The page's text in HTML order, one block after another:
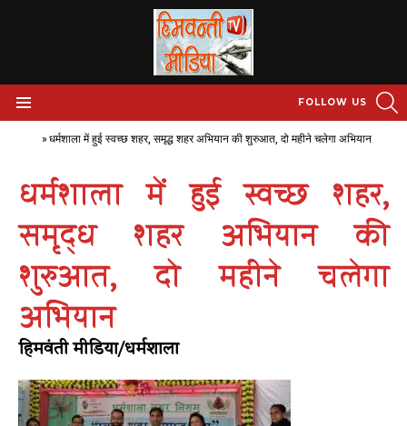
FOLLOW US
» धर्मशाला में हुई स्वच्छ शहर, समृद्ध शहर अभियान की शुरुआत, दो महीने चलेगा अभियान
धर्मशाला में हुई स्वच्छ शहर,
समृद्ध शहर अभियान की
शुरुआत, दो महीने चलेगा
अभियान
हिमवंती मीडिया/धर्मशाला